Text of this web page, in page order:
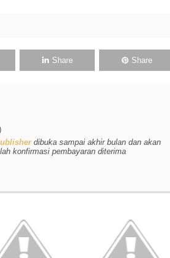
Share Share
dibuka sampai akhir bulan dan akan
konfirmasi pembayaran diterima